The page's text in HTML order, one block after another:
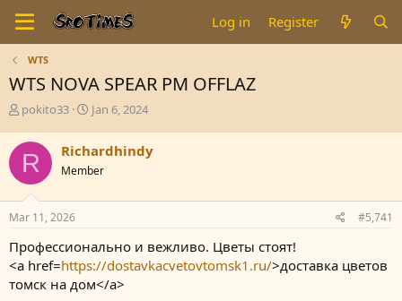
Log in Register
WTS
WTS NOVA SPEAR PM OFFLAZ
T
r
e
a
d
s
t
r
t
e
pokito33
S
r
t
a
Jan 6, 2024
R Richardhindy
Member
Mar 11, 2026 #5,741
Профессионально и вежливо. Цветы стоят!
<a href=https://dostavkacvetovtomsk1.ru/>доставка цветов
томск на дом</a>